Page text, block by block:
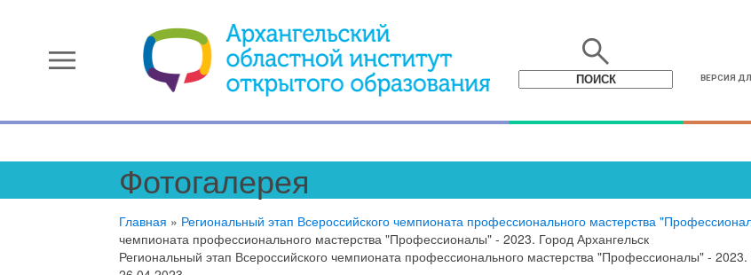
menu search
ВЕРСИЯ
Фотогалерея
Главная » Региональный этап Всероссийского чемпионата профессионального мастерства
чемпионата профессионального мастерства "Профессионалы" - 2023. Город Архангельск
Региональный этап Всероссийского чемпионата профессионального мастерства "Профессионалы" - 2023.